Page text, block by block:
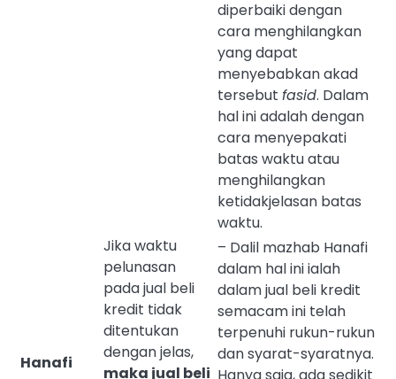
Hanafi
Jika waktu
pelunasan
pada jual beli
kredit tidak
ditentukan
dengan jelas,
maka jual beli
diperbaiki dengan
cara menghilangkan
yang dapat
menyebabkan akad
tersebut fasid. Dalam
hal ini adalah dengan
cara menyepakati
batas waktu atau
menghilangkan
ketidakjelasan batas
waktu.
– Dalil mazhab Hanafi
dalam hal ini ialah
dalam jual beli kredit
semacam ini telah
terpenuhi rukun-rukun
dan syarat-syaratnya.